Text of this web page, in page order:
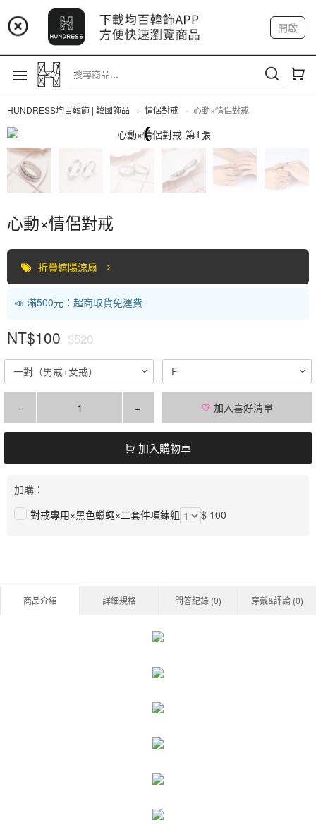
📢 市集預告：9/4-9/6 淡水捷運站
📢 市集預告：9/12-9/13 八里海巡基地
📢 市集預告：8/22-8/23 桃園青埔置地廣場
開啟
註冊 我的帳戶
HUNDRESS均百韓飾 | 韓國飾品 情侶對戒 心動×情侶對戒
心動×情侶對戒
折疊遮陽涼扇
📣 滿500元：超商取貨免運費
NT$100 $520
一對（男戒+女戒） F
- + 加入喜好清單
加入購物車
加購：
對戒專用×黑色蠟蠅×二套件項鍊組
$ 100
商品介紹 詳細規格 問答紀錄 (0) 穿戴&評論 (0)